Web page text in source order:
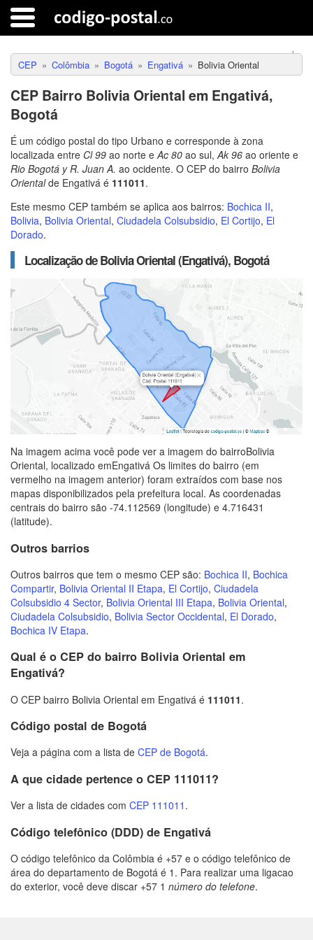
CEP Colômbia Bogotá Engativá Bolivia Oriental
CEP Bairro Bolivia Oriental em Engativá,
Bogotá
É um código postal do tipo Urbano e corresponde à zona
localizada entre Cl 99 ao norte eAc 80 ao sul,Ak 96 ao oriente e
Rio Bogotá y R. Juan A. ao ocidente. O CEP do bairro Bolivia
Orientalde Engativá é 111011.
Este mesmo CEP também se aplica aos bairros: Bochica II,
Bolivia, Bolivia Oriental, Ciudadela Colsubsidio, El Cortijo, El
Dorado.
Localização de Bolivia Oriental (Engativá), Bogotá
Na imagem acima você pode ver a imagem do bairroBolivia
Oriental, localizado emEngativá Os limites do bairro (em
vermelho na imagem anterior) foram extraídos com base nos
mapas disponibilizados pela prefeitura local. As coordenadas
centrais do bairro são -74.112569 (longitude) e 4.716431
(latitude).
Outros barrios
Outros bairros que tem o mesmo CEP são: Bochica II, Bochica
Compartir, Bolivia Oriental II Etapa, El Cortijo, Ciudadela
Colsubsidio 4 Sector, Bolivia Oriental III Etapa, Bolivia Oriental,
Ciudadela Colsubsidio, Bolivia Sector Occidental, El Dorado,
Bochica IV Etapa.
Qual é o CEP do bairro Bolivia Oriental em
Engativá?
O CEP bairro Bolivia Oriental em Engativá é 111011.
Código postal de Bogotá
Veja a página com a lista de CEP de Bogotá.
A que cidade pertence o CEP 111011?
Ver a lista de cidades com CEP 111011 .
Código telefônico (DDD) de Engativá
O código telefônico da Colômbia é +57 e o código telefônico de
área do departamento de Bogotá é 1. Para realizar uma ligacao
do exterior, você deve discar +57 1 número do telefone.